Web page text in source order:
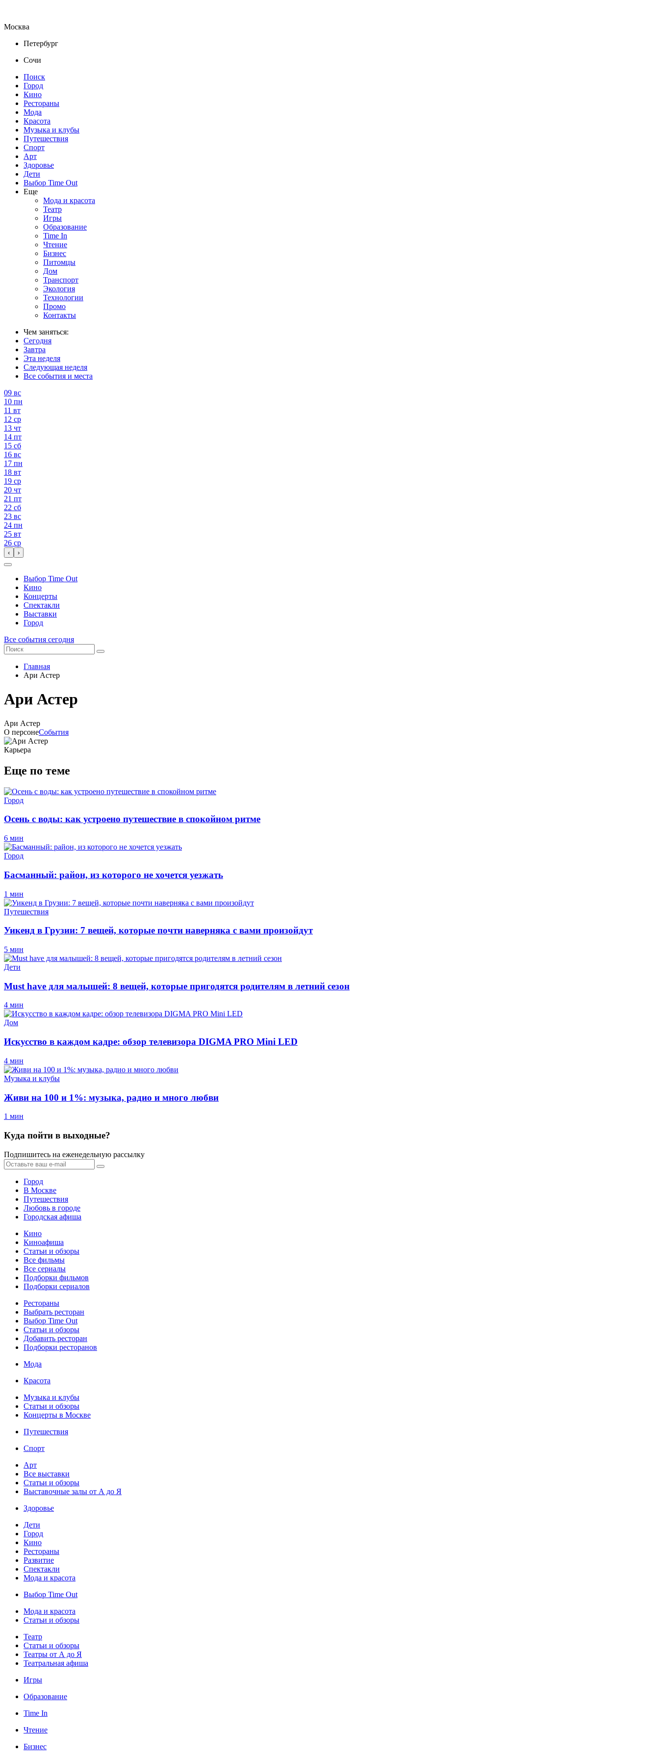
Москва
Петербург
Сочи
Поиск
Город
Кино
Рестораны
Мода
Красота
Музыка и клубы
Путешествия
Спорт
Арт
Здоровье
Дети
Выбор Time Out
Еще
Мода и красота
Театр
Игры
Образование
Time In
Чтение
Бизнес
Питомцы
Дом
Транспорт
Экология
Технологии
Промо
Контакты
Чем заняться:
Сегодня
Завтра
Эта неделя
Следующая неделя
Все события и места
09 вс
10 пн
11 вт
12 ср
13 чт
14 пт
15 сб
16 вс
17 пн
18 вт
19 ср
20 чт
21 пт
22 сб
23 вс
24 пн
25 вт
26 ср
‹ ›
Выбор Time Out
Кино
Концерты
Спектакли
Выставки
Город
Все события сегодня
Главная
Ари Астер
Ари Астер
Ари Астер
О персонеСобытия
Карьера
Еще по теме
Город
Осень с воды: как устроено путешествие в спокойном ритме
6 мин
Город
Басманный: район, из которого не хочется уезжать
1 мин
Путешествия
Уикенд в Грузии: 7 вещей, которые почти наверняка с вами произойдут
5 мин
Дети
Must have для малышей: 8 вещей, которые пригодятся родителям в летний сезон
4 мин
Дом
Искусство в каждом кадре: обзор телевизора DIGMA PRO Mini LED
4 мин
Музыка и клубы
Живи на 100 и 1%: музыка, радио и много любви
1 мин
Куда пойти в выходные?
Подпишитесь на еженедельную рассылку
Город
В Москве
Путешествия
Любовь в городе
Городская афиша
Кино
Киноафиша
Статьи и обзоры
Все фильмы
Все сериалы
Подборки фильмов
Подборки сериалов
Рестораны
Выбрать ресторан
Выбор Time Out
Статьи и обзоры
Добавить ресторан
Подборки ресторанов
Мода
Красота
Музыка и клубы
Статьи и обзоры
Концерты в Москве
Путешествия
Спорт
Арт
Все выставки
Статьи и обзоры
Выставочные залы от А до Я
Здоровье
Дети
Город
Кино
Рестораны
Развитие
Спектакли
Мода и красота
Выбор Time Out
Мода и красота
Статьи и обзоры
Театр
Статьи и обзоры
Театры от А до Я
Театральная афиша
Игры
Образование
Time In
Чтение
Бизнес